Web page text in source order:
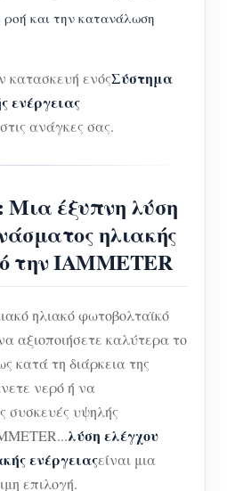
ροή και την κατανάλωση
κατασκευή ενόςΣύστημα
ενέργειας
ανάγκες σας.
έξυπνη λύση
ηλιακής
την IAMMETER
ηλιακό φωτοβολταϊκό
αξιοποιήσετε καλύτερα το
κατά τη διάρκεια της
νερό ή να
συσκευές υψηλής
λύση ελέγχου
ενέργειαςείναι μια
επιλογή.